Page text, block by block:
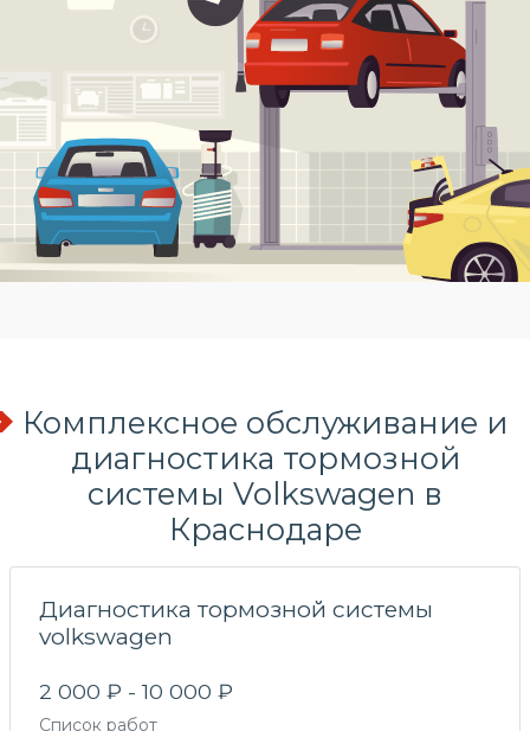
Комплексное обслуживание и
диагностика тормозной
системы Volkswagen в
Краснодаре
Диагностика тормозной системы
volkswagen
2 000 ₽ - 10 000 ₽
Список работ